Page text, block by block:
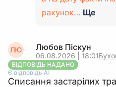
рахунок… Ще
ЛЮ Любов Піскун
06.08.2026 | 18:01
ВІДПОВІДЬ НАДАНО
Є відповідь АІ
Списання застарілих